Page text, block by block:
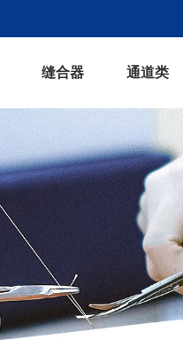
缝合器 通道类